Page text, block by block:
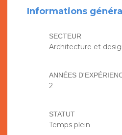
Informations
SECTEUR
Architecture et
ANNÉES
2
STATUT
Temps plein